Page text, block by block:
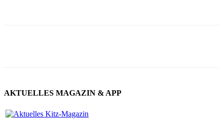
AKTUELLES MAGAZIN & APP